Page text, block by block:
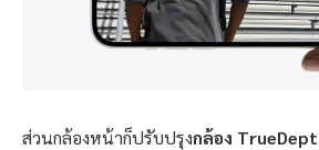
ส่วนกล้องหน้าก็ปรับปรุงกล้อง